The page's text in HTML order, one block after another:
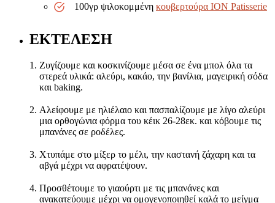
100γρ ψιλοκομμένη κουβερτούρα ΙΟΝ Patisserie
ΕΚΤΕΛΕΣΗ
Ζυγίζουμε και κοσκινίζουμε μέσα σε ένα μπολ όλα τα
στερεά υλικά: αλεύρι, κακάο, την βανίλια, μαγειρική σόδα
και baking.
Αλείφουμε με ηλιέλαιο και πασπαλίζουμε με λίγο αλεύρι
μια ορθογώνια φόρμα του κέικ 26-28εκ. και κόβουμε τις
μπανάνες σε ροδέλες.
Χτυπάμε στο μίξερ το μέλι, την καστανή ζάχαρη και τα
αβγά μέχρι να αφρατέψουν.
Προσθέτουμε το γιαούρτι με τις μπανάνες και
ανακατεύουμε μέχρι να ομογενοποιηθεί καλά το μείγμα